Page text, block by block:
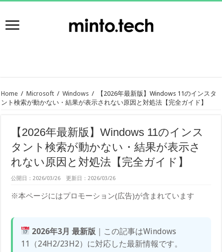
Home / Microsoft / Windows /
【2026年最新版】Windows 11のインスタ
ント検索が動かない・結果が表示されない原因と対処法【完全ガイド】
【2026年最新版】Windows 11のインス
タント検索が動かない・結果が表示さ
れない原因と対処法【完全ガイド】
公開日：2026/03/26 更新日：2026/03/26
※本ページにはプロモーション(広告)が含まれています
2026年3月 最新版 ｜この記事はWindows
11（24H2/23H2）に対応した最新情報です。